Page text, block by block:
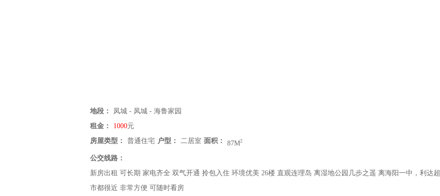
地段：
凤城 - 凤城 - 海鲁家园
租金：
1000元
房屋类型：
普通住宅 户型： 二居室 面积： 87M2
公交线路：
新房出租 可长期 家电齐全 双气开通 拎包入住 环境优美 26楼 直观连理岛 离湿地公园几步之遥 离海阳一中，利达超
市都很近 非常方便 可随时看房